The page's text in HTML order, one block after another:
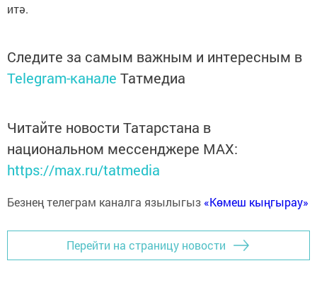
итә.
Следите за самым важным и интересным в
Telegram-канале Татмедиа
Читайте новости Татарстана в
национальном мессенджере MАХ:
https://max.ru/tatmedia
Безнең телеграм каналга язылыгыз «Көмеш кыңгырау»
Перейти на страницу новости